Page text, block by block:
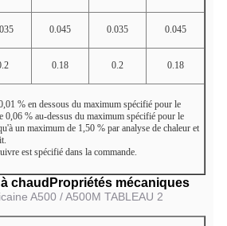
0.045 0.035 0.045
0.18 0.2 0.18
% en dessous du maximum spécifié pour le
0,06 % au-dessus du maximum spécifié pour le
un maximum de 1,50 % par analyse de chaleur et
est spécifié dans la commande.
chaud Propriétés mécaniques
A500 / A500M TABLEAU 2